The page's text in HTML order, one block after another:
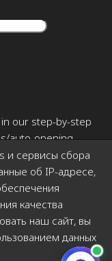
и сервисы сбора
об IP-адресе,
качества
наш сайт, вы
данных
our step-by-step
auto-opening-